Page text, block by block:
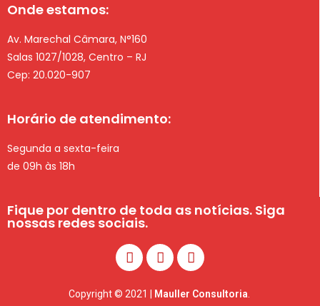
Onde estamos:
Av. Marechal Câmara, N°160
Salas 1027/1028, Centro – RJ
Cep: 20.020-907
Horário de atendimento:
Segunda a sexta-feira
de 09h às 18h
Fique por dentro de toda as notícias. Siga
nossas redes sociais.
Copyright © 2021 | Mauller Consultoria